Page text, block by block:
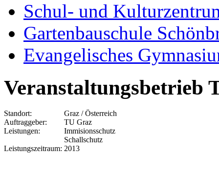
Schul- und
Gartenbauschule
Evangelisches
Veranstaltungsbetrieb
Standort:
Graz / Österreich
Auftraggeber:
TU Graz
Leistungen:
Immisionsschutz
Schallschutz
Leistungszeitraum: 2013